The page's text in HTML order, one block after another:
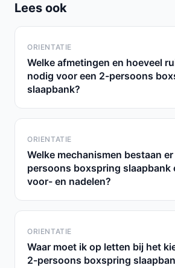
Lees ook
ORIENTATIE
Welke afmetingen en hoeveel
nodig voor een 2-persoons
slaapbank?
ORIENTATIE
Welke mechanismen bestaan
persoons boxspring slaapbank
voor- en nadelen?
ORIENTATIE
Waar moet ik op letten bij het
2-persoons boxspring